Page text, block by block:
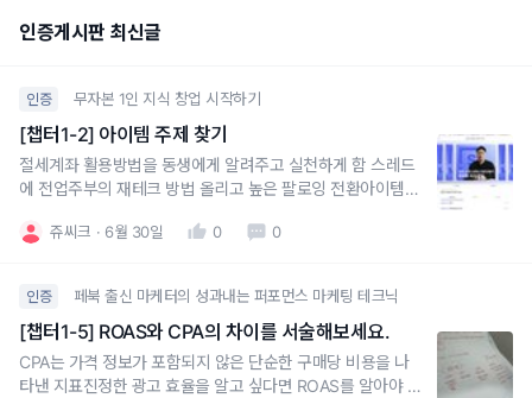
인증게시판 최신글
인증 무자본 1인 지식 창업 시작하기
[챕터1-2] 아이템 주제 찾기
절세계좌 활용방법을 동생에게 알려주고 실천하게 함 스레드
에 전업주부의 재테크 방법 올리고 높은 팔로잉 전환아이템전
쥬씨크 6월 30일 0 0
인증 페북 출신 마케터의 성과내는 퍼포먼스 마케팅 테크닉
[챕터1-5] ROAS와 CPA의 차이를 서술해보세요.
CPA는 가격 정보가 포함되지 않은 단순한 구매당 비용을 나
타낸 지표진정한 광고 효율을 알고 싶다면 ROAS를 알아야 한